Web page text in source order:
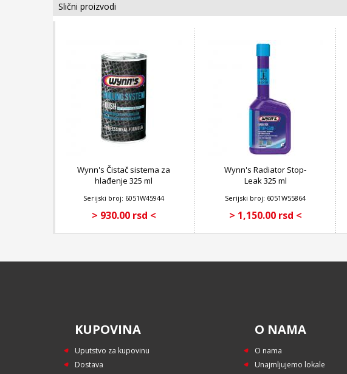
Slični proizvodi
Wynn's Čistač sistema za
hlađenje 325 ml
Serijski broj: 6051W45944
> 930.00 rsd <
Wynn's Radiator Stop-
Leak 325 ml
Serijski broj: 6051W55864
> 1,150.00 rsd <
KUPOVINA
Uputstvo za kupovinu
Dostava
O NAMA
O nama
Unajmljujemo lokale